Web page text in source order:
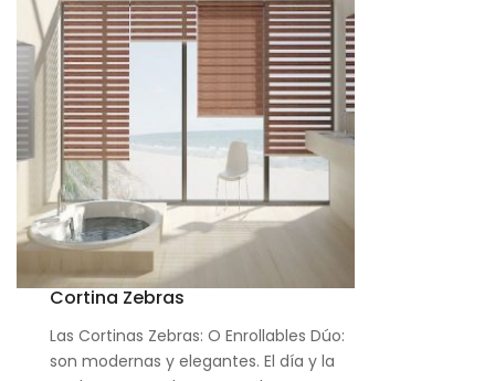
Cortina Zebras
Las Cortinas Zebras: O Enrollables Dúo:
son modernas y elegantes. El día y la